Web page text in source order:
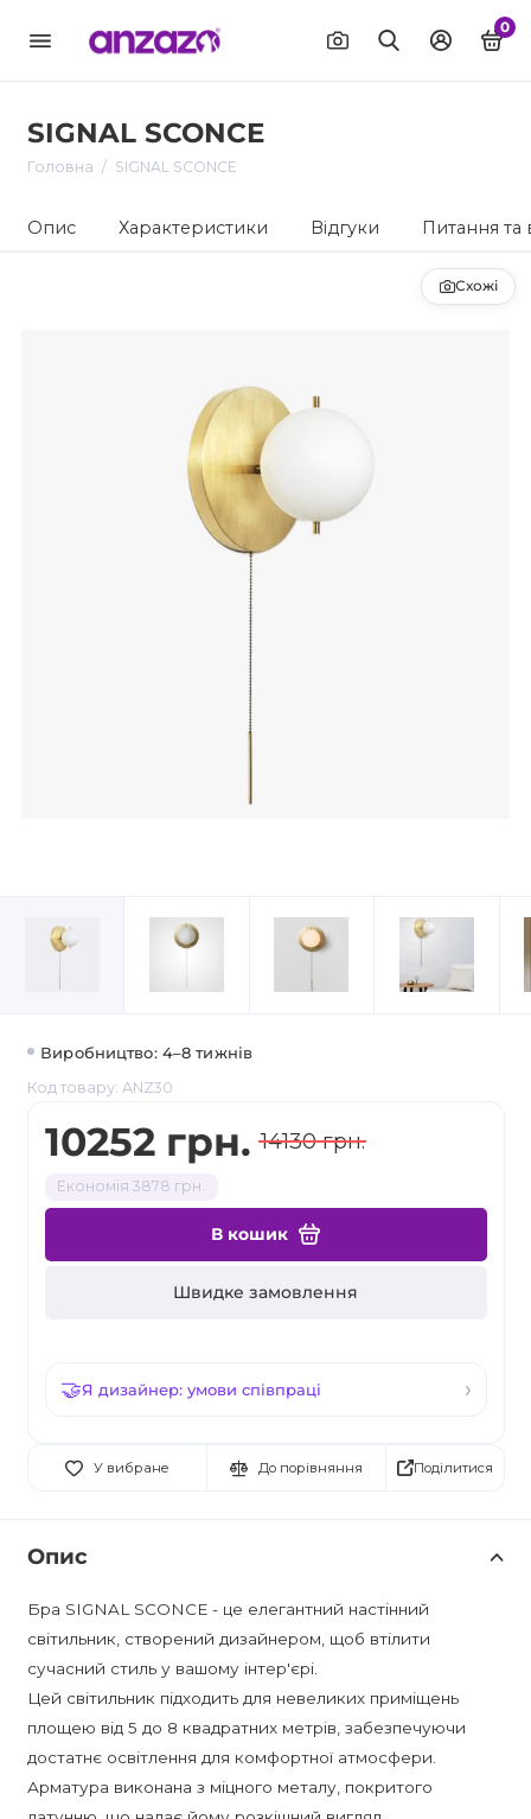
0
SIGNAL SCONCE
Головна SIGNAL SCONCE
Опис Характеристики Відгуки Питання та
Схожі
Виробництво: 4–8 тижнів
Код товару: ANZ30
10252 грн. 14130 грн.
Економія 3878 грн.
В кошик
Швидке замовлення
Я дизайнер: умови співпраці
У вибране До порівняння Поділитися
Опис
Бра SIGNAL SCONCE - це елегантний настінний
світильник, створений дизайнером, щоб втілити
сучасний стиль у вашому інтер'єрі.
Цей світильник підходить для невеликих приміщень
площею від 5 до 8 квадратних метрів, забезпечуючи
достатнє освітлення для комфортної атмосфери.
Арматура виконана з міцного металу, покритого